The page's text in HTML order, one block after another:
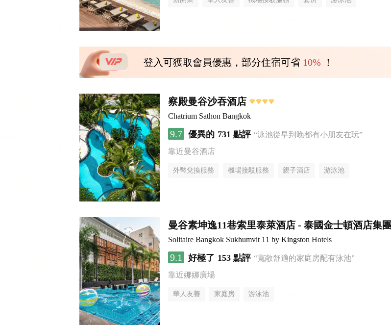
登入可獲取會員優惠，部分住宿可省 10% ！
察殿曼谷沙吞酒店
Chatrium Sathon Bangkok
9.7 優異的 731 點評 “泳池從早到晚都有小朋友在玩”
靠近曼谷酒店
外幣兌換服務 機場接駁服務 親子酒店 游泳池
曼谷素坤逸11巷索里泰萊酒店 - 泰國金士頓酒店集團
Solitaire Bangkok Sukhumvit 11 by Kingston Hotels
9.1 好極了 153 點評 “寬敞舒適的家庭房配有泳池”
靠近娜娜廣場
華人友善 家庭房 游泳池